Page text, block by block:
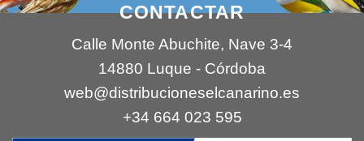
CONTACTAR
Calle Monte Abuchite, Nave 3-4
14880 Luque - Córdoba
web@distribucioneselcanarino.es
+34 664 023 595